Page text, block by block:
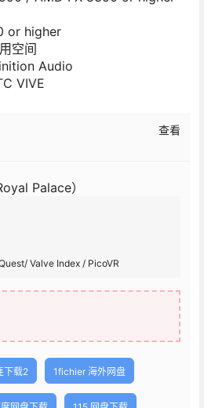
or higher
空间
Audio
VIVE
查看
Palace）
Valve Index / PicoVR
下载2 1fichier 海外网盘